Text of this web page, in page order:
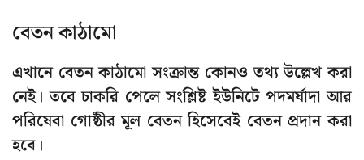
বেতন কাঠামো
এখানে বেতন কাঠামো সংক্রান্ত কোনও তথ্য উল্লেখ করা
নেই। তবে চাকরি পেলে সংশ্লিষ্ট ইউনিটে পদমর্যাদা আর
পরিষেবা গোষ্ঠীর মূল বেতন হিসেবেই বেতন প্রদান করা
হবে।